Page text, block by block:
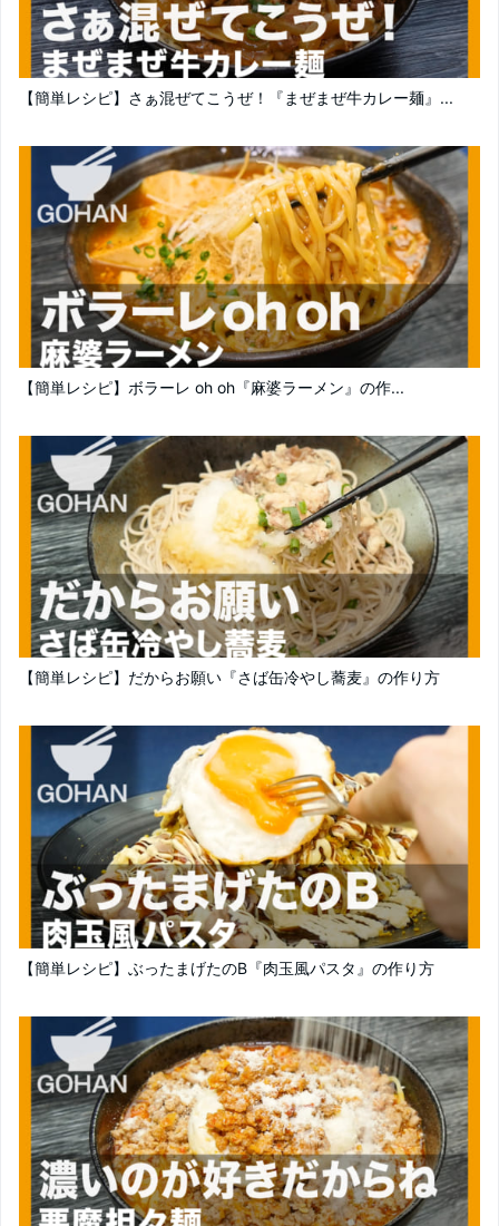
【簡単レシピ】さぁ混ぜてこうぜ！『まぜまぜ牛カレー麺』...
【簡単レシピ】ボラーレ oh oh『麻婆ラーメン』の作...
【簡単レシピ】だからお願い『さば缶冷やし蕎麦』の作り方
【簡単レシピ】ぶったまげたのB『肉玉風パスタ』の作り方